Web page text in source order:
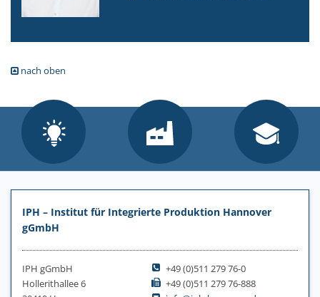
nach oben
IPH – Institut für Integrierte Produktion Hannover
gGmbH
IPH gGmbH
Hollerithallee 6
+49 (0)511 279 76-0
+49 (0)511 279 76-888